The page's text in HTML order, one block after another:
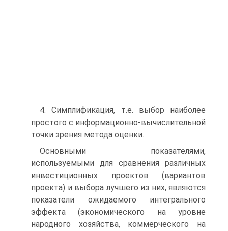
4. Симплификация, т.е. выбор наиболее
простого с информационно-вычислительной
точки зрения метода оценки.
Основными показателями,
используемыми для сравнения различных
инвестиционных проектов (вариантов
проекта) и выбора лучшего из них, являются
показатели ожидаемого интегрального
эффекта (экономического на уровне
народного хозяйства, коммерческого на